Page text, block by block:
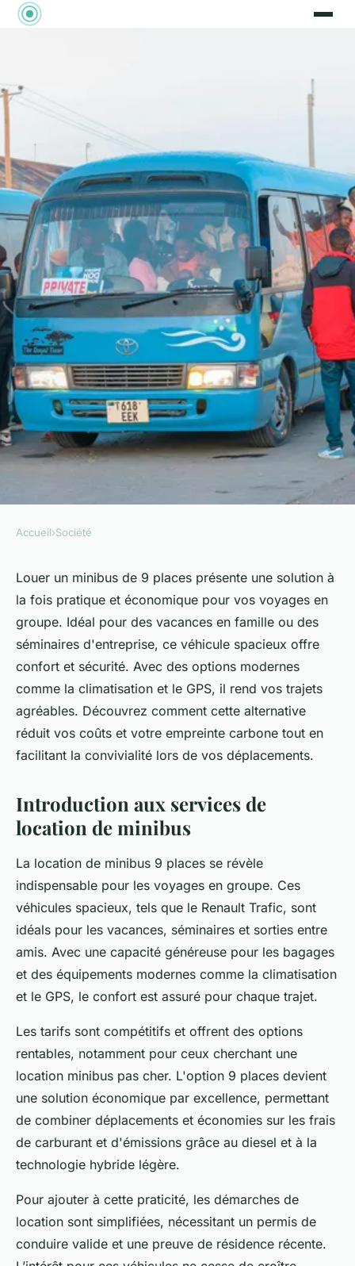
Location minibus 9 places :
pratique et économique pour
vos voyages
Mélina•23 janvier 2025•6 min de lecture
Accueil›Société
Louer un minibus de 9 places présente une solution à
la fois pratique et économique pour vos voyages en
groupe. Idéal pour des vacances en famille ou des
séminaires d'entreprise, ce véhicule spacieux offre
confort et sécurité. Avec des options modernes
comme la climatisation et le GPS, il rend vos trajets
agréables. Découvrez comment cette alternative
réduit vos coûts et votre empreinte carbone tout en
facilitant la convivialité lors de vos déplacements.
Introduction aux services de
location de minibus
La location de minibus 9 places se révèle
indispensable pour les voyages en groupe. Ces
véhicules spacieux, tels que le Renault Trafic, sont
idéals pour les vacances, séminaires et sorties entre
amis. Avec une capacité généreuse pour les bagages
et des équipements modernes comme la climatisation
et le GPS, le confort est assuré pour chaque trajet.
Les tarifs sont compétitifs et offrent des options
rentables, notamment pour ceux cherchant une
location minibus pas cher. L'option 9 places devient
une solution économique par excellence, permettant
de combiner déplacements et économies sur les frais
de carburant et d'émissions grâce au diesel et à la
technologie hybride légère.
Pour ajouter à cette praticité, les démarches de
location sont simplifiées, nécessitant un permis de
conduire valide et une preuve de résidence récente.